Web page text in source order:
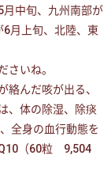
中旬、九州南部が
月上旬、北陸、東
さいね。
絡んだ咳が出る、
、体の除湿、除痰
全身の血行動態を
（60粒 9,504